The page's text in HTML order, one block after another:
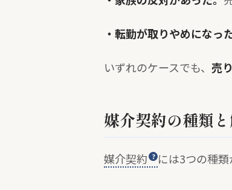
・転勤が取りやめになった
いずれのケースでも、 売
媒介契約の種類
媒介契約 には3つの種類